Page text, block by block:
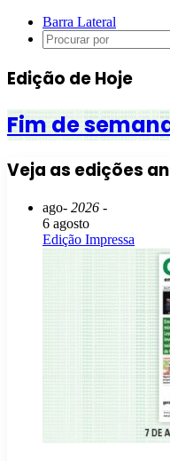
Barra Lateral
Edição de Hoje
Fim de
Veja as edições
ago- 2026 -
6 agosto
Edição Impressa